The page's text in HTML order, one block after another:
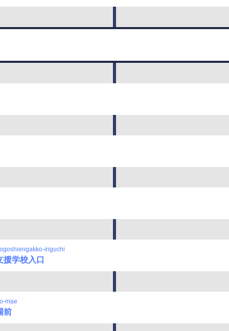
iriguchi
援学校入口
mae
前